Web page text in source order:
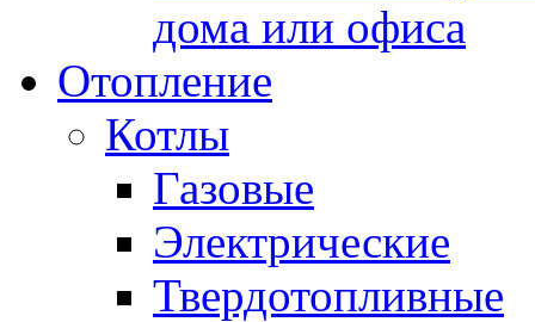
дома или офиса
Отопление
Котлы
Газовые
Электрические
Твердотопливные